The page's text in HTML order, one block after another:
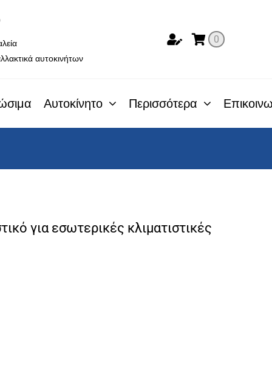
αυτοκινήτων
0
Αυτοκίνητο Περισσότερα
για εσωτερικές κλιματιστικές